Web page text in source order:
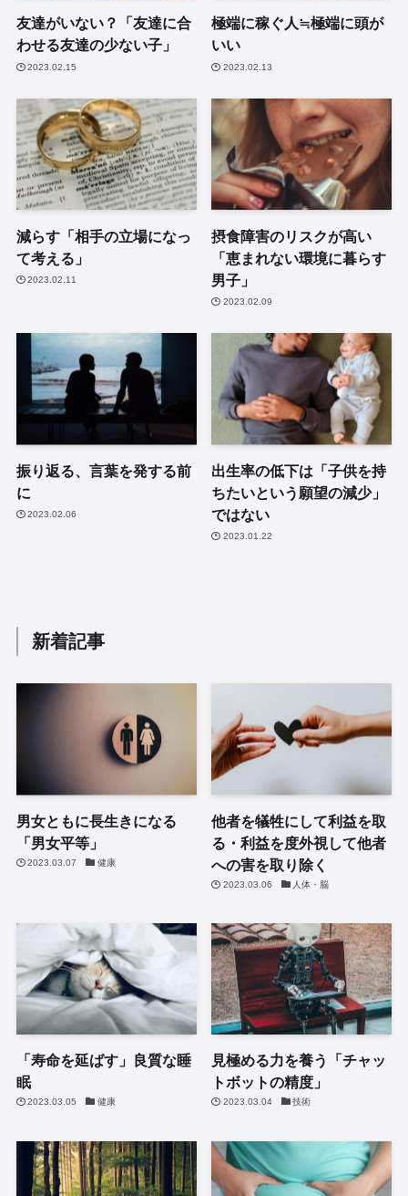
友達がいない？「友達に合
わせる友達の少ない子」
2023.02.15
極端に稼ぐ人≒極端に頭が
いい
2023.02.13
減らす「相手の立場になっ
て考える」
2023.02.11
摂食障害のリスクが高い
「恵まれない環境に暮らす
男子」
2023.02.09
振り返る、言葉を発する前
に
2023.02.06
出生率の低下は「子供を持
ちたいという願望の減少」
ではない
2023.01.22
新着記事
男女ともに長生きになる
「男女平等」
2023.03.07 健康
他者を犠牲にして利益を取
る・利益を度外視して他者
への害を取り除く
2023.03.06 人体・脳
「寿命を延ばす」良質な睡
眠
2023.03.05 健康
見極める力を養う「チャッ
トボットの精度」
2023.03.04 技術